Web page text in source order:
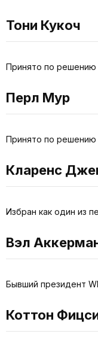
Тони Кукоч
Принято по решению
Перл Мур
Принято по решению
Кларенс
Избран как один из
Вэл
Бывший президент
Коттон